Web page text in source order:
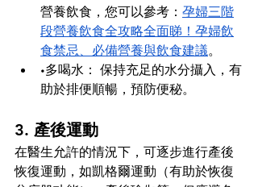
營養飲食，您可以參考： 孕婦三階
段營養飲食全攻略全面睇！孕婦飲
食禁忌、必備營養與飲食建議。
•多喝水： 保持充足的水分攝入，有
助於排便順暢，預防便秘。
3. 產後運動
在醫生允許的情況下，可逐步進行產後
恢復運動，如凱格爾運動（有助於恢復